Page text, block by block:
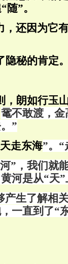
”。
还因为它
隐秘的肯定
，朗如行玉
鼋不敢渡，
”
走东海”。“
”，我们就
河是从“天
产生了解相
一直到了“